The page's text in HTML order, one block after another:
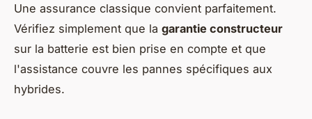
Une assurance classique convient parfaitement.
Vérifiez simplement que la garantie constructeur
sur la batterie est bien prise en compte et que
l'assistance couvre les pannes spécifiques aux
hybrides.